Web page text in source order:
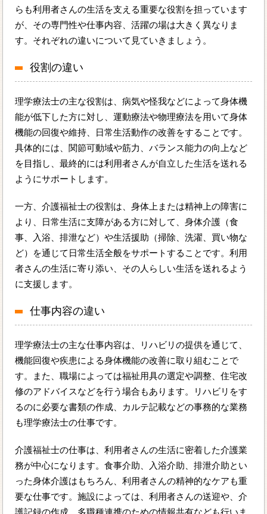
らも利用者さんの生活を支える重要な役割を担っています
が、その専門性や仕事内容、活躍の場は大きく異なりま
す。それぞれの違いについて見ていきましょう。
役割の違い
理学療法士の主な役割は、病気や怪我などによって身体機
能が低下した方に対し、運動療法や物理療法を用いて身体
機能の回復や維持、日常生活動作の改善をすることです。
具体的には、関節可動域や筋力、バランス能力の向上など
を目指し、最終的には利用者さんが自立した生活を送れる
ようにサポートします。
一方、介護福祉士の役割は、身体上または精神上の障害に
より、日常生活に支障がある方に対して、身体介護（食
事、入浴、排泄など）や生活援助（掃除、洗濯、買い物な
ど）を通じて日常生活全般をサポートすることです。利用
者さんの生活に寄り添い、その人らしい生活を送れるよう
に支援します。
仕事内容の違い
理学療法士の主な仕事内容は、リハビリの提供を通じて、
機能回復や疾患による身体機能の改善に取り組むことで
す。また、職場によっては福祉用具の選定や調整、住宅改
修のアドバイスなどを行う場合もあります。リハビリをす
るのに必要な書類の作成、カルテ記載などの事務的な業務
も理学療法士の仕事です。
介護福祉士の仕事は、利用者さんの生活に密着した介護業
務が中心になります。食事介助、入浴介助、排泄介助とい
った身体介護はもちろん、利用者さんの精神的なケアも重
要な仕事です。施設によっては、利用者さんの送迎や、介
護記録の作成、多職種連携のための情報共有なども行いま